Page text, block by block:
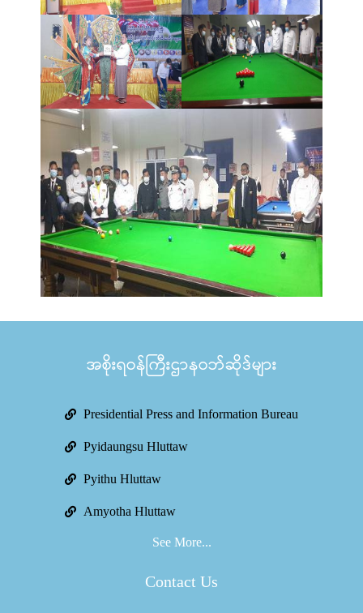
အစိုးရဝန်ကြီးဌာနဝဘ်ဆိုဒ်များ
Presidential Press and Information Bureau
Pyidaungsu Hluttaw
Pyithu Hluttaw
Amyotha Hluttaw
See More...
Contact Us